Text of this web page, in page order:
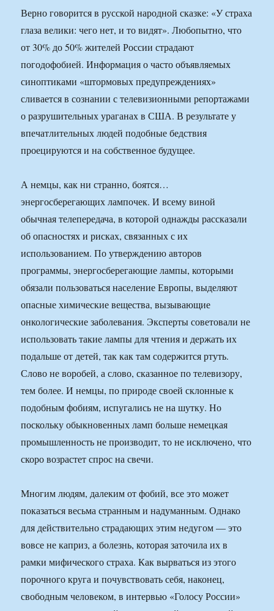
Верно говорится в русской народной сказке: «У страха
глаза велики: чего нет, и то видят». Любопытно, что
от 30% до 50% жителей России страдают
погодофобией. Информация о часто объявляемых
синоптиками «штормовых предупреждениях»
сливается в сознании с телевизионными репортажами
о разрушительных ураганах в США. В результате у
впечатлительных людей подобные бедствия
проецируются и на собственное будущее.
А немцы, как ни странно, боятся…
энергосберегающих лампочек. И всему виной
обычная телепередача, в которой однажды рассказали
об опасностях и рисках, связанных с их
использованием. По утверждению авторов
программы, энергосберегающие лампы, которыми
обязали пользоваться население Европы, выделяют
опасные химические вещества, вызывающие
онкологические заболевания. Эксперты советовали не
использовать такие лампы для чтения и держать их
подальше от детей, так как там содержится ртуть.
Слово не воробей, а слово, сказанное по телевизору,
тем более. И немцы, по природе своей склонные к
подобным фобиям, испугались не на шутку. Но
поскольку обыкновенных ламп больше немецкая
промышленность не производит, то не исключено, что
скоро возрастет спрос на свечи.
Многим людям, далеким от фобий, все это может
показаться весьма странным и надуманным. Однако
для действительно страдающих этим недугом — это
вовсе не каприз, а болезнь, которая заточила их в
рамки мифического страха. Как вырваться из этого
порочного круга и почувствовать себя, наконец,
свободным человеком, в интервью «Голосу России»